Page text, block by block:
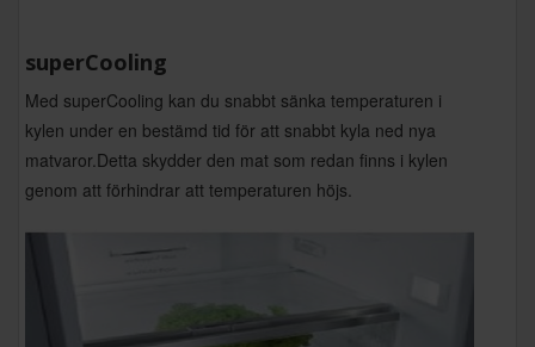
superCooling
Med superCooling kan du snabbt sänka temperaturen i
kylen under en bestämd tid för att snabbt kyla ned nya
matvaror.Detta skydder den mat som redan finns i kylen
genom att förhindrar att temperaturen höjs.